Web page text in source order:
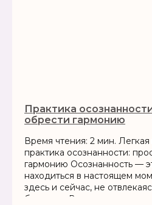
Практика
обрести гармонию
Время чтения: 2 мин. Легкая и действенная
практика осознанности:
гармонию Осознанность —
находиться в настоящем
здесь и сейчас, не
будущее. В современном